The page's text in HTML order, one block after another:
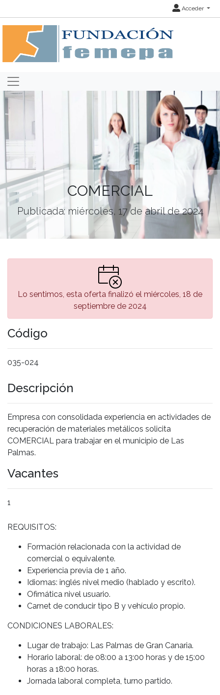
Acceder
COMERCIAL
Publicada: miércoles, 17 de abril de 2024
Lo sentimos, esta oferta finalizó el miércoles, 18 de
septiembre de 2024
Código
035-024
Descripción
Empresa con consolidada experiencia en actividades de
recuperación de materiales metálicos solicita
COMERCIAL para trabajar en el municipio de Las
Palmas.
Vacantes
1
REQUISITOS:
Formación relacionada con la actividad de
comercial o equivalente.
Experiencia previa de 1 año.
Idiomas: inglés nivel medio (hablado y escrito).
Ofimática nivel usuario.
Carnet de conducir tipo B y vehículo propio.
CONDICIONES LABORALES:
Lugar de trabajo: Las Palmas de Gran Canaria.
Horario laboral: de 08:00 a 13:00 horas y de 15:00
horas a 18:00 horas.
Jornada laboral completa, turno partido.